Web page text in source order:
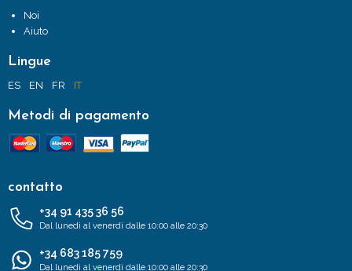
Noi
Aiuto
Lingue
ES EN FR IT
Metodi di pagamento
contatto
+34 91 435 36 56
Dal lunedì al venerdì dalle 10:00 alle 20:30
+34 683 185 759
Dal lunedì al venerdì dalle 10:00 alle 20:30